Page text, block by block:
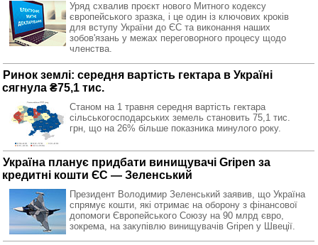
Уряд схвалив проєкт нового Митного кодексу
європейського зразка, і це один із ключових кроків
для вступу України до ЄС та виконання наших
зобов'язань у межах переговорного процесу щодо
членства.
Ринок землі: середня вартість гектара в Україні
сягнула ₴75,1 тис.
Станом на 1 травня середня вартість гектара
сільськогосподарських земель становить 75,1 тис.
грн, що на 26% більше показника минулого року.
Україна планує придбати винищувачі Gripen за
кредитні кошти ЄС — Зеленський
Президент Володимир Зеленський заявив, що Україна
спрямує кошти, які отримає на оборону з фінансової
допомоги Європейського Союзу на 90 млрд євро,
зокрема, на закупівлю винищувачів Gripen у Швеції.